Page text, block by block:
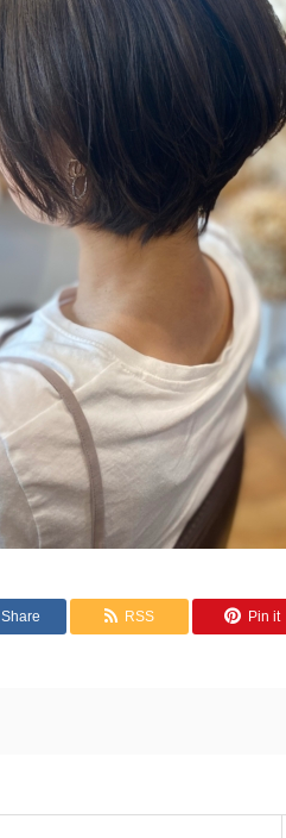
Share RSS Pin it